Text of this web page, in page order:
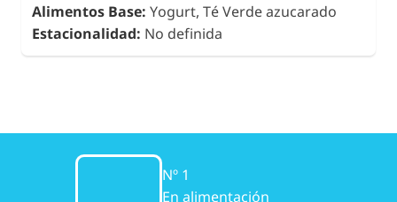
Alimentos Base: Yogurt, Té Verde azucarado
Estacionalidad: No definida
Nº 1
En alimentación